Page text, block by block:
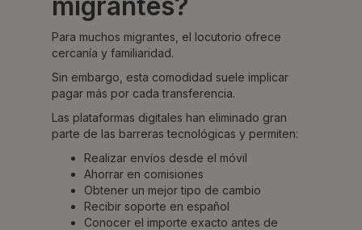
Para muchos migrantes, el locutorio ofrece
cercanía y familiaridad.
Sin embargo, esta comodidad suele implicar
pagar más por cada transferencia.
Las plataformas digitales han eliminado gran
parte de las barreras tecnológicas y permiten:
Realizar envíos desde el móvil
Ahorrar en comisiones
Obtener un mejor tipo de cambio
Recibir soporte en español
Conocer el importe exacto antes de